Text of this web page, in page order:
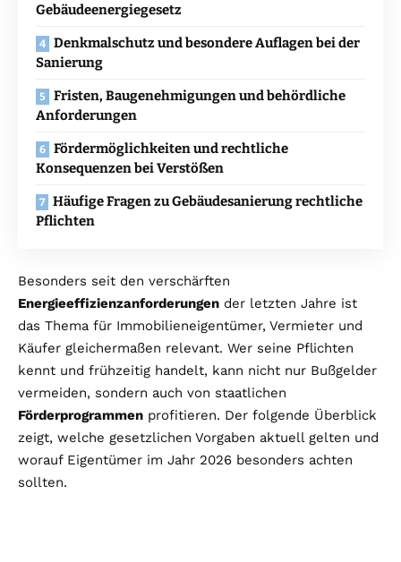
Gebäudeenergiegesetz
Denkmalschutz und besondere Auflagen bei der
Sanierung
Fristen, Baugenehmigungen und behördliche
Anforderungen
Fördermöglichkeiten und rechtliche
Konsequenzen bei Verstößen
Häufige Fragen zu Gebäudesanierung rechtliche
Pflichten
Besonders seit den verschärften
Energieeffizienzanforderungen der letzten Jahre ist
das Thema für Immobilieneigentümer, Vermieter und
Käufer gleichermaßen relevant. Wer seine Pflichten
kennt und frühzeitig handelt, kann nicht nur Bußgelder
vermeiden, sondern auch von staatlichen
Förderprogrammen profitieren. Der folgende Überblick
zeigt, welche gesetzlichen Vorgaben aktuell gelten und
worauf Eigentümer im Jahr 2026 besonders achten
sollten.